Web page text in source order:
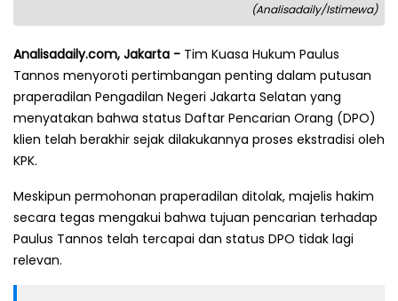
(Analisadaily/Istimewa)
Analisadaily.com, Jakarta - Tim Kuasa Hukum Paulus
Tannos menyoroti pertimbangan penting dalam putusan
praperadilan Pengadilan Negeri Jakarta Selatan yang
menyatakan bahwa status Daftar Pencarian Orang (DPO)
klien telah berakhir sejak dilakukannya proses ekstradisi oleh
KPK.
Meskipun permohonan praperadilan ditolak, majelis hakim
secara tegas mengakui bahwa tujuan pencarian terhadap
Paulus Tannos telah tercapai dan status DPO tidak lagi
relevan.